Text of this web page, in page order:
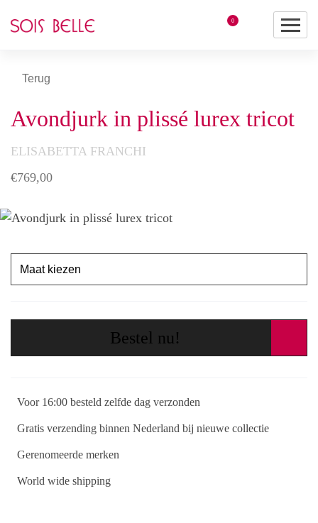
0
Terug
Avondjurk in plissé lurex tricot
ELISABETTA FRANCHI
€769,00
Bestel nu!
Voor 16:00 besteld zelfde dag verzonden
Gratis verzending binnen Nederland bij nieuwe collectie
Gerenomeerde merken
World wide shipping